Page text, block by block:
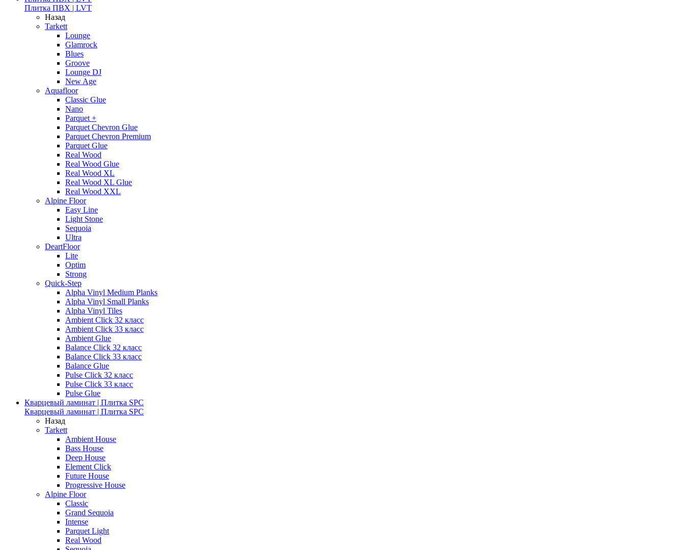
Плитка ПВХ | LVT
Назад
Tarkett
Lounge
Glamrock
Blues
Groove
Lounge DJ
New Age
Aquafloor
Classic Glue
Nano
Parquet +
Parquet Chevron Glue
Parquet Chevron Premium
Parquet Glue
Real Wood
Real Wood Glue
Real Wood XL
Real Wood XL Glue
Real Wood XXL
Alpine Floor
Easy Line
Light Stone
Sequoia
Ultra
DeartFloor
Lite
Optim
Strong
Quick-Step
Alpha Vinyl Medium Planks
Alpha Vinyl Small Planks
Alpha Vinyl Tiles
Ambient Click 32 класс
Ambient Click 33 класс
Ambient Glue
Balance Click 32 класс
Balance Click 33 класс
Balance Glue
Pulse Click 32 класс
Pulse Click 33 класс
Pulse Glue
Кварцевый ламинат | Плитка SPC
Кварцевый ламинат | Плитка SPC
Назад
Tarkett
Ambient House
Bass House
Deep House
Element Click
Future House
Progressive House
Alpine Floor
Classic
Grand Sequoia
Intense
Parquet Light
Real Wood